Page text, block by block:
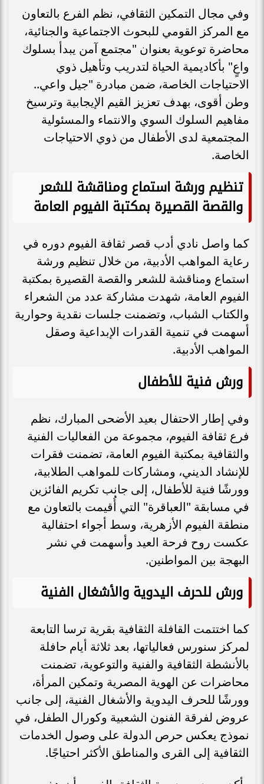
وفي مجال التمكين الثقافي، نظم الفرع بالتعاون
مع المركز القومي للبحوث الاجتماعية والجنائية،
محاضرة توعوية بعنوان "مجتمع آمن يبدأ بسلوك
واعٍ" بأكاديمية الحياة لتدريب وتأهيل ذوي
الاحتياجات الخاصة، ضمن مبادرة "جيل واعي..
وطن أقوى، بهدف تعزيز القيم الإيجابية وترسيخ
مفاهيم السلوك السوي والانتماء والمسئولية
المجتمعية لدى الأطفال من ذوي الاحتياجات
الخاصة.
تنظيم ورشة استماع ومناقشة للشعر
والقصة القصيرة بمكتبة الفيوم العامة
كما واصل نادي أدب قصر ثقافة الفيوم دوره في
رعاية المواهب الأدبية، من خلال تنظيم ورشة
استماع ومناقشة للشعر والقصة القصيرة بمكتبة
الفيوم العامة، شهدت مشاركة عدد من الشعراء
والكتاب الشباب، وتضمنت جلسات نقدية وحوارية
أسهمت في تنمية القدرات الإبداعية وصقل
المواهب الأدبية.
ورش فنية للأطفال
وفي إطار الاحتفال بعيد الأضحى المبارك، نظم
فرع ثقافة الفيوم، مجموعة من الفعاليات الفنية
والثقافية بمكتبة الفيوم العامة، تضمنت فقرات
للإنشاد الديني، ومشاركات للمواهب الطلابية،
وورشًا فنية للأطفال، إلى جانب تكريم الفائزين
في مسابقة "العباقرة" التي أُقيمت بالتعاون مع
منطقة الفيوم الأزهرية، وسط أجواء احتفالية
عكست روح فرحة العيد وأسهمت في نشر
البهجة بين المواطنين.
ورش للحرف اليدوية والأشغال الفنية
كما اختتمت القافلة الثقافية بقرية ترسا التابعة
لمركز سنورس فعالياتها، بعد ثلاثة أيام حافلة
بالأنشطة الثقافية والفنية والتوعوية، تضمنت
محاضرات عن الهوية المصرية وتمكين المرأة،
وورشًا للحرف اليدوية والأشغال الفنية، إلى جانب
عروض لفرقة الفنون الشعبية وكورال الطفل، في
نموذج يعكس حرص الدولة على وصول الخدمات
الثقافية إلى القرى والمناطق الأكثر احتياجًا.